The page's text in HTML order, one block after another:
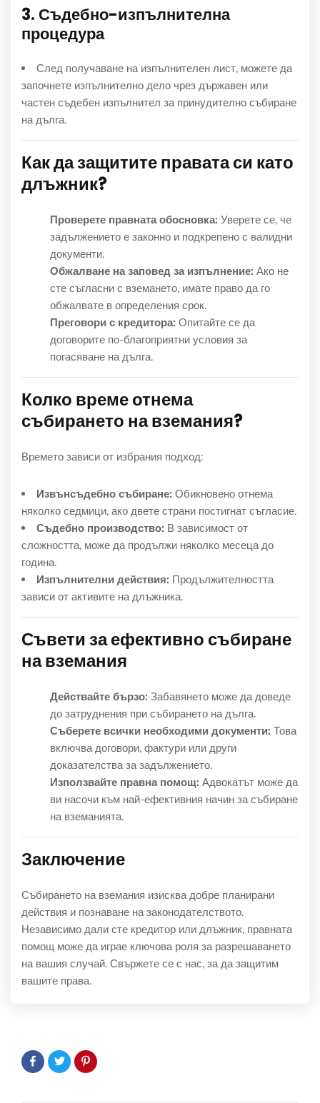
3. Съдебно-изпълнителна
процедура
След получаване на изпълнителен лист, можете да
започнете изпълнително дело чрез държавен или
частен съдебен изпълнител за принудително събиране
на дълга.
Как да защитите правата си като
длъжник?
Проверете правната обосновка: Уверете се, че
задължението е законно и подкрепено с валидни
документи.
Обжалване на заповед за изпълнение: Ако не
сте съгласни с вземането, имате право да го
обжалвате в определения срок.
Преговори с кредитора: Опитайте се да
договорите по-благоприятни условия за
погасяване на дълга.
Колко време отнема
събирането на вземания?
Времето зависи от избрания подход:
Извънсъдебно събиране: Обикновено отнема
няколко седмици, ако двете страни постигнат съгласие.
Съдебно производство: В зависимост от
сложността, може да продължи няколко месеца до
година.
Изпълнителни действия: Продължителността
зависи от активите на длъжника.
Съвети за ефективно събиране
на вземания
Действайте бързо: Забавянето може да доведе
до затруднения при събирането на дълга.
Съберете всички необходими документи: Това
включва договори, фактури или други
доказателства за задължението.
Използвайте правна помощ: Адвокатът може да
ви насочи към най-ефективния начин за събиране
на вземанията.
Заключение
Събирането на вземания изисква добре планирани
действия и познаване на законодателството.
Независимо дали сте кредитор или длъжник, правната
помощ може да играе ключова роля за разрешаването
на вашия случай. Свържете се с нас, за да защитим
вашите права.